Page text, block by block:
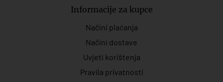
Informacije za kupce
Načini plaćanja
Načini dostave
Uvjeti korištenja
Pravila privatnosti